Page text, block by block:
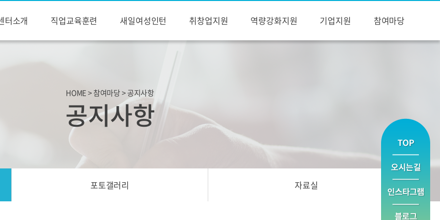
터소개 직업교육훈련 새일여성인턴 취창업지원 역량강화지원 기업지원 참여마당
HOME > 참여마당 > 공지사항
공지사항
포토갤러리 자료실